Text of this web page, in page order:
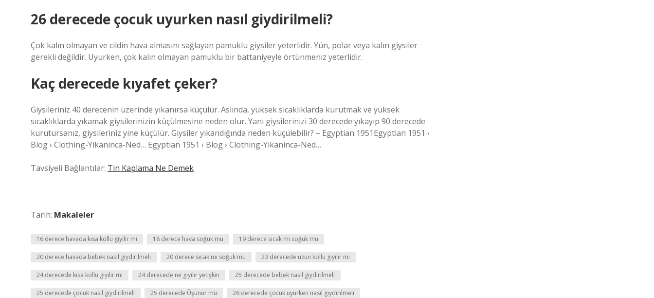
26 derecede çocuk uyurken nasıl giydirilmeli?
Çok kalın olmayan ve cildin hava almasını sağlayan pamuklu giysiler yeterlidir. Yün, polar veya kalın giysiler
gerekli değildir. Uyurken, çok kalın olmayan pamuklu bir battaniyeyle örtünmeniz yeterlidir.
Kaç derecede kıyafet çeker?
Giysileriniz 40 derecenin üzerinde yıkanırsa küçülür. Aslında, yüksek sıcaklıklarda kurutmak ve yüksek
sıcaklıklarda yıkamak giysilerinizin küçülmesine neden olur. Yani giysilerinizi 30 derecede yıkayıp 90 derecede
kurutursanız, giysileriniz yine küçülür. Giysiler yıkandığında neden küçülebilir? – Egyptian 1951Egyptian 1951 ›
Blog › Clothing-Yikaninca-Ned… Egyptian 1951 › Blog › Clothing-Yikaninca-Ned…
Tavsiyeli Bağlantılar: Tin Kaplama Ne Demek
Tarih: Makaleler
16 derece havada kısa kollu giyilir mi 18 derece hava soğuk mu 19 derece sıcak mı soğuk mu
20 derece havada bebek nasıl giydirilmeli 20 derece sıcak mı soğuk mu 23 derecede uzun kollu giyilir mi
24 derecede kisa kollu giyilir mi 24 derecede ne giyilir yetişkin 25 derecede bebek nasıl giydirilmeli
25 derecede çocuk nasıl giydirilmeli 25 derecede Üşünür mü 26 derecede çocuk uyurken nasıl giydirilmeli